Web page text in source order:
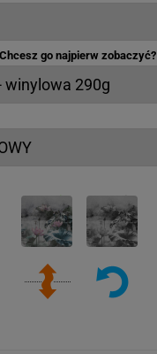
go najpierw zobaczyć?